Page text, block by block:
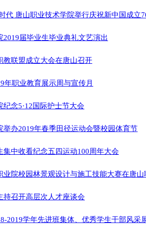
代 唐山职业技术学院举行庆祝新中国成立
2019届毕业生毕业典礼文艺演出
教联盟成立大会在唐山召开
年职业教育展示周与宣传月
纪念5·12国际护士节大会
举办2019年春季田径运动会暨校园体育节
集中收看纪念五四运动100周年大会
业院校园林景观设计与施工技能大赛在唐
持召开高层次人才座谈会
2019学年先进班集体、优秀学生干部风采